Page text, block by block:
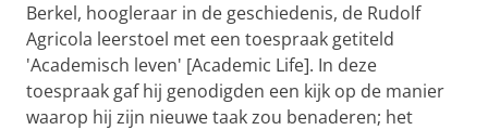
Berkel, hoogleraar in de geschiedenis, de Rudolf
Agricola leerstoel met een toespraak getiteld
'Academisch leven' [Academic Life]. In deze
toespraak gaf hij genodigden een kijk op de manier
waarop hij zijn nieuwe taak zou benaderen; het